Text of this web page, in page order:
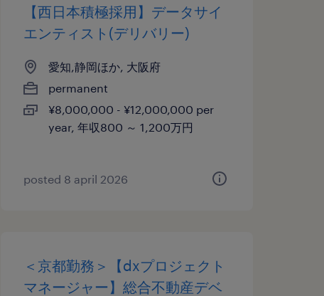
【西日本積極採用】データサイ
エンティスト(デリバリー)
愛知,静岡ほか, 大阪府
permanent
¥8,000,000 - ¥12,000,000 per
year, 年収800 ～ 1,200万円
posted 8 april 2026
＜京都勤務＞【dxプロジェクト
マネージャー】総合不動産デベ